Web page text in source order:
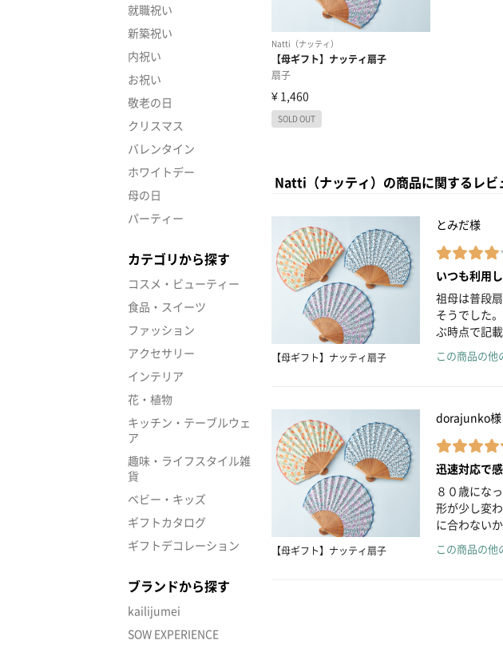
就職祝い
新築祝い
内祝い
お祝い
敬老の日
クリスマス
バレンタイン
ホワイトデー
母の日
パーティー
カテゴリから探す
コスメ・ビューティー
食品・スイーツ
ファッション
アクセサリー
インテリア
花・植物
キッチン・テーブルウェ
ア
趣味・ライフスタイル雑
貨
ベビー・キッズ
ギフトカタログ
ギフトデコレーション
ブランドから探す
kailijumei
SOW EXPERIENCE
Natti（ナッティ）の商品に関するレビ
【母ギフト】ナッティ扇子
とみだ様
いつも利用
祖母は普段
そうでした
ぶ時点で記
この商品の他
【母ギフト】ナッティ扇子
dorajunko様
迅速対応で
８０歳にな
形が少し変
に合わない
この商品の他